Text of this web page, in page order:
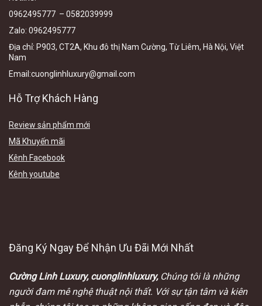
0962495777 – 0582039999
Zalo: 0962495777
Địa chỉ: P903, CT2A, Khu đô thị Nam Cường, Từ Liêm, Hà Nội, Việt
Nam
Email :cuonglinhluxury@gmail.com
Hỗ Trợ Khách Hàng
Review sản phẩm mới
Mã Khuyến mãi
Kênh Facebook
Kênh youtube
Đăng Ký Ngay Để Nhận Ưu Đãi Mới Nhất
Cường Linh Luxury, cuonglinhluxury, Chúng tôi là những
người đam mê nghệ thuật nội thất. Với sự tận tâm và kiên